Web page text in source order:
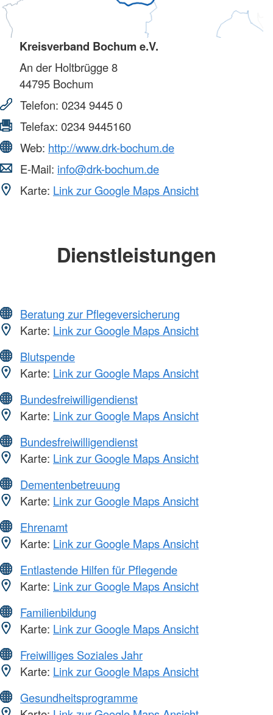
Kreisverband Bochum e.V.
An der Holtbrügge 8
44795 Bochum
Telefon: 0234 9445 0
Telefax: 0234 9445160
Web: http://www.drk-bochum.de
E-Mail: info@drk-bochum.de
Karte: Link zur Google Maps Ansicht
Dienstleistungen
Beratung zur Pflegeversicherung
Karte: Link zur Google Maps Ansicht
Blutspende
Karte: Link zur Google Maps Ansicht
Bundesfreiwilligendienst
Karte: Link zur Google Maps Ansicht
Bundesfreiwilligendienst
Karte: Link zur Google Maps Ansicht
Dementenbetreuung
Karte: Link zur Google Maps Ansicht
Ehrenamt
Karte: Link zur Google Maps Ansicht
Entlastende Hilfen für Pflegende
Karte: Link zur Google Maps Ansicht
Familienbildung
Karte: Link zur Google Maps Ansicht
Freiwilliges Soziales Jahr
Karte: Link zur Google Maps Ansicht
Gesundheitsprogramme